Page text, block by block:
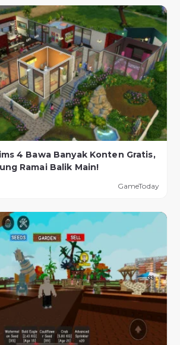
4 Bawa Banyak Konten Gratis,
Ramai Balik Main!
GameToday